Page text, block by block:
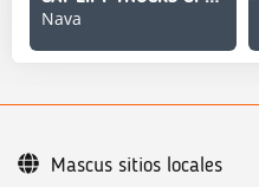
Nava
Mascus sitios locales